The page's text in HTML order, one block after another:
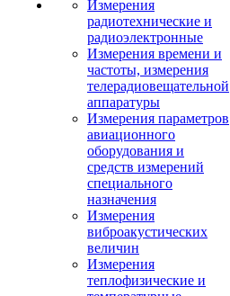
Измерения
радиотехнические и
радиоэлектронные
Измерения времени и
частоты, измерения
телерадиовещательной
аппаратуры
Измерения параметров
авиационного
оборудования и
средств измерений
специального
назначения
Измерения
виброакустических
величин
Измерения
теплофизические и